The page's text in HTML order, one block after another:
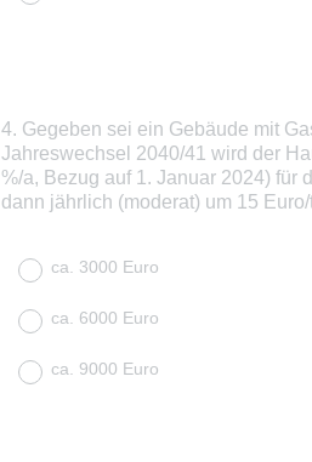
Question
Title
4. Gegeben sei ein Gebäude mit
Jahreswechsel 2040/41 wird der
%/a, Bezug auf 1. Januar 2024) für
dann jährlich (moderat) um 15
ca. 3000 Euro
ca. 6000 Euro
ca. 9000 Euro